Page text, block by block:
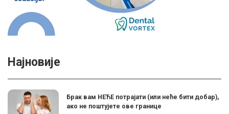
Најновије
Брак вам НЕЋЕ потрајати (или неће бити добар),
ако не поштујете ове границе